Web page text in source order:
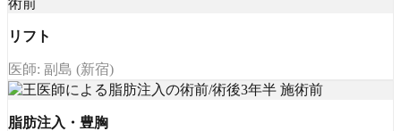
リフト
医師: 副島 (新宿)
脂肪注入・豊胸